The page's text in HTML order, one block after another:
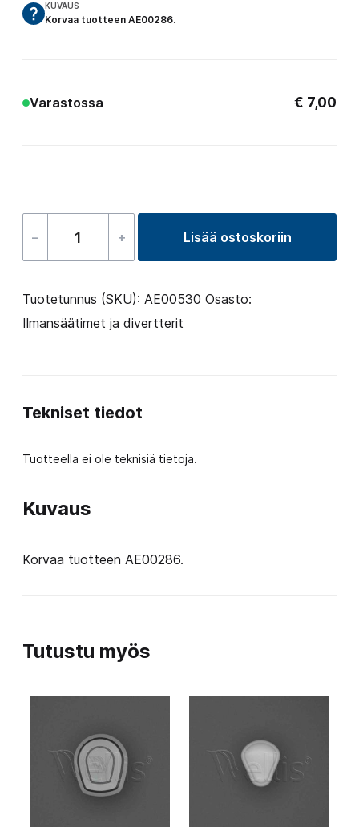
KUVAUS
Korvaa tuotteen AE00286.
Varastossa € 7,00
–
Ilmasäätimen
sarja,
vaalean
+ Lisää ostoskoriin
Tuotetunnus (SKU): AE00530 Osasto:
Ilmansäätimet ja divertterit
Kuvaus
Korvaa tuotteen AE00286.
Tekniset tiedot
Tuotteella ei ole teknisiä tietoja.
Tutustu myös